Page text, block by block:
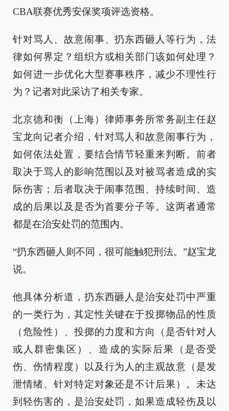
CBA联赛优秀安保奖项评选资格。
针对骂人、故意闹事、扔东西砸人等行为，法
律如何界定？组织方或相关部门该如何处理？
如何进一步优化大型赛事秩序，减少不理性行
为？记者对此采访了相关专家。
北京德和衡（上海）律师事务所常务副主任赵
宝龙向记者介绍，针对骂人和故意闹事行为，
如何依法处置，要结合情节轻重来判断。前者
取决于骂人的影响范围以及对被骂者造成的实
际伤害；后者取决于闹事范围、持续时间、造
成的后果以及是否为首要分子等。这两者通常
都是在治安处罚的范围内。
“扔东西砸人则不同，很可能触犯刑法。”赵宝龙
说。
他具体分析道，扔东西砸人是治安处罚中严重
的一类行为，其定性关键在于投掷物品的性质
（危险性）、投掷的力度和方向（是否针对人
或人群密集区）、造成的实际后果（是否受
伤、伤情程度）以及行为人的主观故意（是发
泄情绪、针对特定对象还是不计后果）。未达
到轻伤害的，是治安处罚，如果造成轻伤及以